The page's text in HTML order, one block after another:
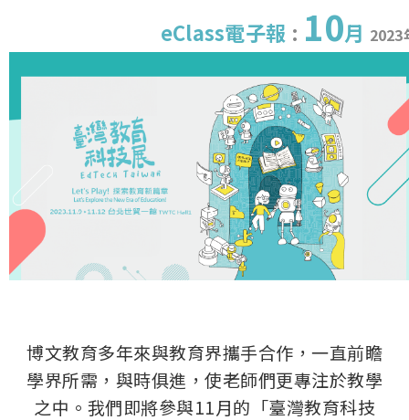
eClass電子報 : 10月 2023
博文教育多年來與教育界攜手合作，一直前瞻
學界所需，與時俱進，使老師們更專注於教學
之中。我們即將參與11月的「臺灣教育科技